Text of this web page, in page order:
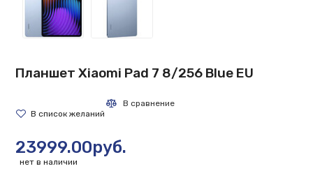
Планшет Xiaomi Pad 7 8/256 Blue EU
23999.00руб.
нет в наличии